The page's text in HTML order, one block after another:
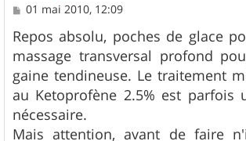
M
s
s
a
g
e
01 mai 2010, 12:09
Repos absolu, poches de glace
massage transversal profond
gaine tendineuse. Le traitement
au Ketoprofène 2.5% est parfois
nécessaire.
Mais attention, avant de faire